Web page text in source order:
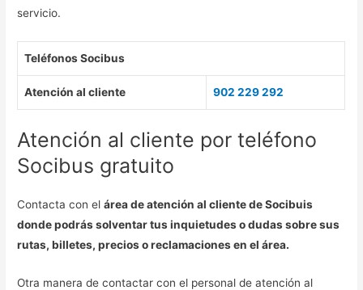
servicio.
Teléfonos Socibus
Atención al cliente 902 229 292
Atención al cliente por teléfono
Socibus gratuito
Contacta con elárea de atención al cliente de Socibuis
donde podrás solventar tus inquietudes o dudas sobre sus
rutas, billetes, precios o reclamaciones en el área.
Otra manera de contactar con el personal de atención al